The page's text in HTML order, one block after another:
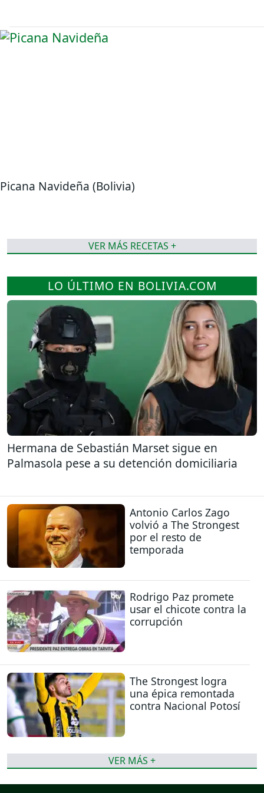
Picana Navideña (Bolivia)
VER MÁS RECETAS +
LO ÚLTIMO EN BOLIVIA.COM
Hermana de Sebastián Marset sigue en
Palmasola pese a su detención domiciliaria
Antonio Carlos Zago
volvió a The Strongest
por el resto de
temporada
Rodrigo Paz promete
usar el chicote contra la
corrupción
The Strongest logra
una épica remontada
contra Nacional Potosí
VER MÁS +